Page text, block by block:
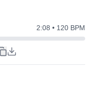
2:08 • 120 BPM